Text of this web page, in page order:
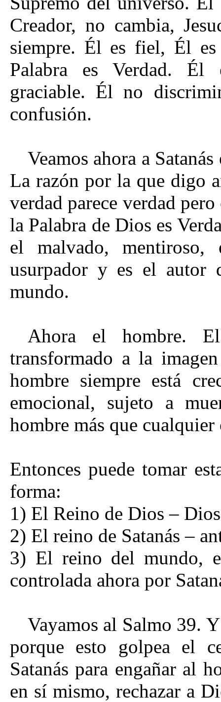
Creador, no cambia,
siempre. Él es fiel, Él es
Palabra es Verdad. Él
graciable. Él no
confusión.
Veamos ahora a
La razón por la que digo
verdad parece verdad
la Palabra de Dios es
el malvado, mentiroso,
usurpador y es el autor
mundo.
Ahora el hombre.
transformado a la
hombre siempre está
emocional, sujeto a
hombre más que
Entonces puede tomar
forma:
1) El Reino de Dios –
2) El reino de Satanás –
3) El reino del mundo,
controlada ahora por
Vayamos al Salmo 39.
porque esto golpea el
Satanás para engañar al
en sí mismo, rechazar a